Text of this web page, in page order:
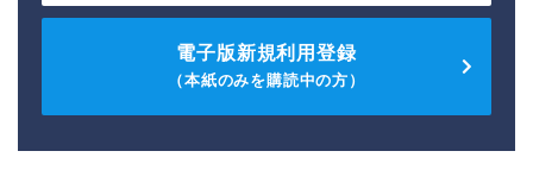
電子版新規利用登録
（本紙のみを購読中の方）